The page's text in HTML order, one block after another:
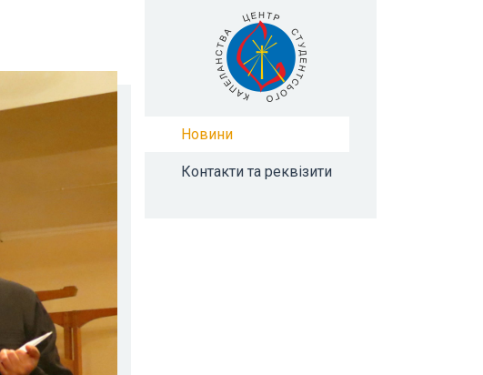
Новини
Контакти та реквізити